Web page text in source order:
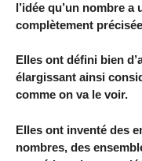
l’idée qu’un nombre
complètement
Elles ont défini bien
élargissant ainsi
comme on va le voir.
Elles ont inventé des
nombres, des